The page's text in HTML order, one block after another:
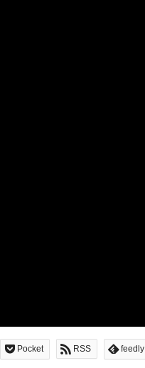
Pocket RSS feedly